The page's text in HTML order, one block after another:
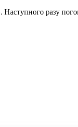
Наступного разу